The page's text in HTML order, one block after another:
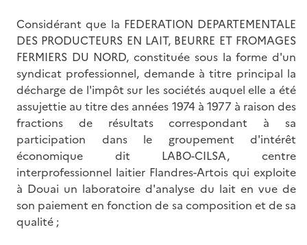
Considérant que la FEDERATION DEPARTEMENTALE
DES PRODUCTEURS EN LAIT, BEURRE ET FROMAGES
FERMIERS DU NORD, constituée sous la forme d'un
syndicat professionnel, demande à titre principal la
décharge de l'impôt sur les sociétés auquel elle a été
assujettie au titre des années 1974 à 1977 à raison des
fractions de résultats correspondant à sa
participation dans le groupement d'intérêt
économique dit LABO-CILSA, centre
interprofessionnel laitier Flandres-Artois qui exploite
à Douai un laboratoire d'analyse du lait en vue de
son paiement en fonction de sa composition et de sa
qualité ;